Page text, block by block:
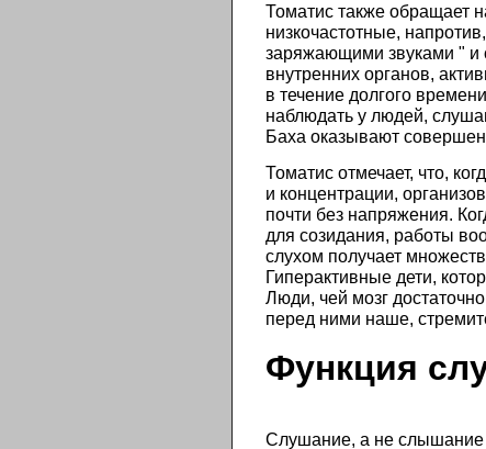
Томатис также обращает
низкочастотные,
заряжающими звуками " и
внутренних органов,
в течение долгого
наблюдать у людей,
Баха оказывают
Томатис отмечает, что,
и концентрации,
почти без напряжения.
для созидания, работы
слухом получает
Гиперактивные дети,
Люди, чей мозг
перед ними наше,
Функция
Слушание, а не слышание